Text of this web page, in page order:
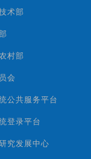
术部
村部
会
公共服务平台
登录平台
究发展中心